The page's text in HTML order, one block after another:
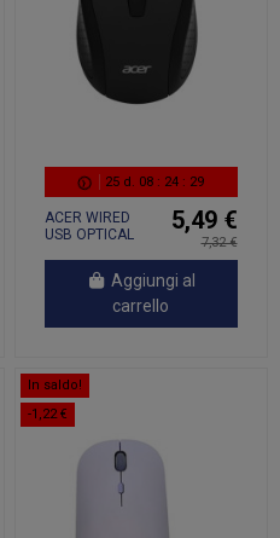
25d. 08: 24: 28
ACER WIRED
USB OPTICAL
5,49 €
7,32 €
Aggiungi al
carrello
In saldo!
-1,22 €